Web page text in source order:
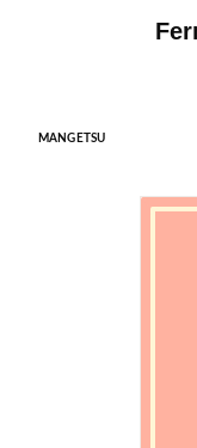
MANGETSU